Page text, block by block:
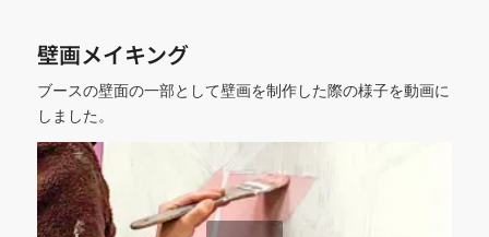
壁画メイキング
ブースの壁面の一部として壁画を制作した際の様子を動画に
しました。